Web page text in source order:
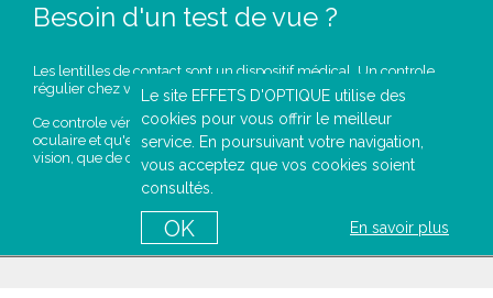
Besoin d'un test de vue ?
Les lentilles de contact sont un dispositif médical. Un controle
régulier chez votre opticien est primordial.
Ce controle vérifie que la lentille respecte votre physiologie
oculaire et qu'elle est bien adaptée à votre oeil, tant en terme de
vision, que de confort.
Le site EFFETS D'OPTIQUE utilise des
cookies pour vous offrir le meilleur
service. En poursuivant votre navigation,
vous acceptez que vos cookies soient
consultés.
En savoir plus
OK